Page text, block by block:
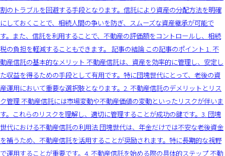
割のトラブルを回避する手段となります。信託により資産の分配方法を明確
にしておくことで、相続人間の争いを防ぎ、スムーズな資産継承が可能で
す。また、信託を利用することで、不動産の評価額をコントロールし、相続
税の負担を軽減することもできます。 記事の結論 この記事のポイント 1. 不
動産信託の基本的なメリット 不動産信託は、資産を効率的に管理し、安定し
た収益を得るための手段として有用です。特に団塊世代にとって、老後の資
産運用において重要な選択肢となります。2. 不動産信託のデメリットとリス
ク管理 不動産信託には市場変動や不動産価値の変動といったリスクが伴いま
す。これらのリスクを理解し、適切に管理することが成功の鍵です。3. 団塊
世代における不動産信託の利用法 団塊世代は、年金だけでは不安な老後資金
を補うため、不動産信託を活用することが奨励されます。特に長期的な視野
で運用することが重要です。4. 不動産信託を始める際の具体的ステップ 不動